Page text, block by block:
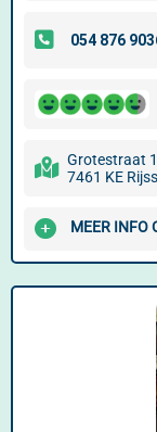
Grotestraat
7461 KE
MEER INFO